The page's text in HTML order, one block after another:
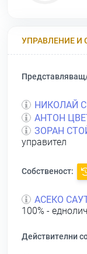
УПРАВЛЕНИЕ И
НИКОЛАЙ
АНТОН
ЗОРАН
управител
Собственост:
АСЕКО
100% -
Действителни